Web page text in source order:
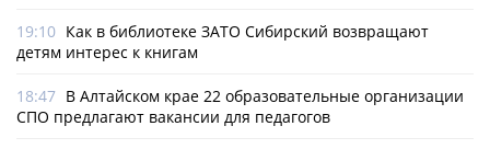
19:10 Как в библиотеке ЗАТО Сибирский возвращают
детям интерес к книгам
18:47 В Алтайском крае 22 образовательные организации
СПО предлагают вакансии для педагогов